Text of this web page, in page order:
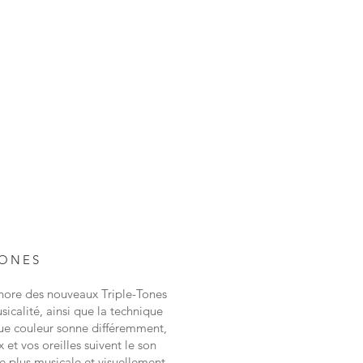
des nouveaux Triple-Tones
ainsi que la technique
couleur sonne différemment,
et vos oreilles suivent le son